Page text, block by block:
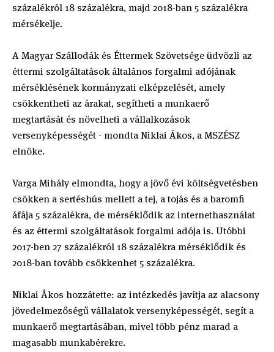
százalékról 18 százalékra, majd 2018-ban 5 százalékra
mérsékelje.
A Magyar Szállodák és Éttermek Szövetsége üdvözli az
éttermi szolgáltatások általános forgalmi adójának
mérséklésének kormányzati elképzelését, amely
csökkentheti az árakat, segítheti a munkaerő
megtartását és növelheti a vállalkozások
versenyképességét - mondta Niklai Ákos, a MSZÉSZ
elnöke.
Varga Mihály elmondta, hogy a jövő évi költségvetésben
csökken a sertéshús mellett a tej, a tojás és a baromfi
áfája 5 százalékra, de mérséklődik az internethasználat
és az éttermi szolgáltatások forgalmi adója is. Utóbbi
2017-ben 27 százalékról 18 százalékra mérséklődik és
2018-ban tovább csökkenhet 5 százalékra.
Niklai Ákos hozzátette: az intézkedés javítja az alacsony
jövedelmezőségű vállalatok versenyképességét, segít a
munkaerő megtartásában, mivel több pénz marad a
magasabb munkabérekre.